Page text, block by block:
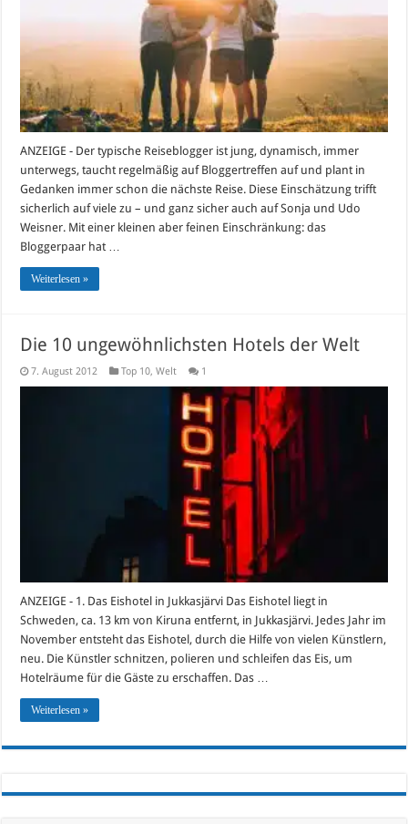
Erlebnisblog
Menschen
Alter
ANZEIGE - Der typische Reiseblogger ist jung, dynamisch, immer
unterwegs, taucht regelmäßig auf Bloggertreffen auf und plant in
Gedanken immer schon die nächste Reise. Diese Einschätzung trifft
sicherlich auf viele zu – und ganz sicher auch auf Sonja und Udo
Weisner. Mit einer kleinen aber feinen Einschränkung: das
Bloggerpaar hat …
Weiterlesen »
Die 10 ungewöhnlichsten Hotels der Welt
7. August 2012 Top 10,Welt 1
ANZEIGE - 1. Das Eishotel in Jukkasjärvi Das Eishotel liegt in
Schweden, ca. 13 km von Kiruna entfernt, in Jukkasjärvi. Jedes Jahr im
November entsteht das Eishotel, durch die Hilfe von vielen Künstlern,
neu. Die Künstler schnitzen, polieren und schleifen das Eis, um
Hotelräume für die Gäste zu erschaffen. Das …
Weiterlesen »